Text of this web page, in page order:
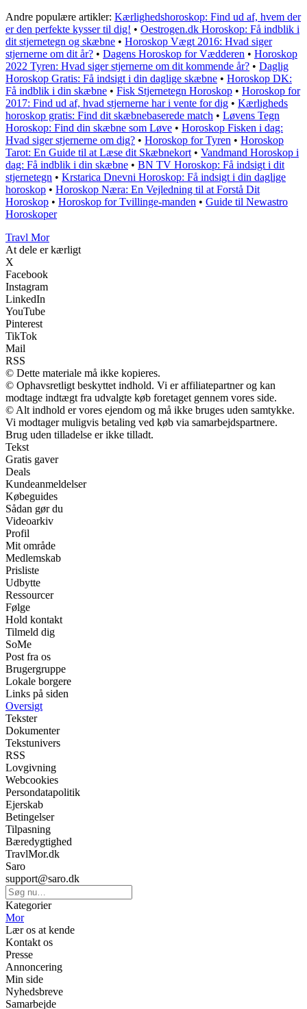
Andre populære artikler: Kærlighedshoroskop: Find ud af, hvem der
er den perfekte kysser til dig! • Oestrogen.dk Horoskop: Få indblik i
dit stjernetegn og skæbne • Horoskop Vægt 2016: Hvad siger
stjernerne om dit år? • Dagens Horoskop for Vædderen • Horoskop
2022 Tyren: Hvad siger stjernerne om dit kommende år? • Daglig
Horoskop Gratis: Få indsigt i din daglige skæbne • Horoskop DK:
Få indblik i din skæbne • Fisk Stjernetegn Horoskop • Horoskop for
2017: Find ud af, hvad stjernerne har i vente for dig • Kærligheds
horoskop gratis: Find dit skæbnebaserede match • Løvens Tegn
Horoskop: Find din skæbne som Løve • Horoskop Fisken i dag:
Hvad siger stjernerne om dig? • Horoskop for Tyren • Horoskop
Tarot: En Guide til at Læse dit Skæbnekort • Vandmand Horoskop i
dag: Få indblik i din skæbne • BN TV Horoskop: Få indsigt i dit
stjernetegn • Krstarica Dnevni Horoskop: Få indsigt i din daglige
horoskop • Horoskop Næra: En Vejledning til at Forstå Dit
Horoskop • Horoskop for Tvillinge-manden • Guide til Newastro
Horoskoper
Travl Mor
At dele er kærligt
X
Facebook
Instagram
LinkedIn
YouTube
Pinterest
TikTok
Mail
RSS
© Dette materiale må ikke kopieres.
© Ophavsretligt beskyttet indhold. Vi er affiliatepartner og kan
modtage indtægt fra udvalgte køb foretaget gennem vores side.
© Alt indhold er vores ejendom og må ikke bruges uden samtykke.
Vi modtager muligvis betaling ved køb via samarbejdspartnere.
Brug uden tilladelse er ikke tilladt.
Tekst
Gratis gaver
Deals
Kundeanmeldelser
Købeguides
Sådan gør du
Videoarkiv
Profil
Mit område
Medlemskab
Prisliste
Udbytte
Ressourcer
Følge
Hold kontakt
Tilmeld dig
SoMe
Post fra os
Brugergruppe
Lokale borgere
Links på siden
Oversigt
Tekster
Dokumenter
Tekstunivers
RSS
Lovgivning
Webcookies
Persondatapolitik
Ejerskab
Betingelser
Tilpasning
Bæredygtighed
TravlMor.dk
Saro
support@saro.dk
Kategorier
Mor
Lær os at kende
Kontakt os
Presse
Annoncering
Min side
Nyhedsbreve
Samarbejde